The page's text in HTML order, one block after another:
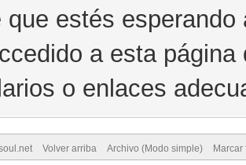
que estés esperando
a esta
o enlaces
Volver arriba Archivo (Modo simple)